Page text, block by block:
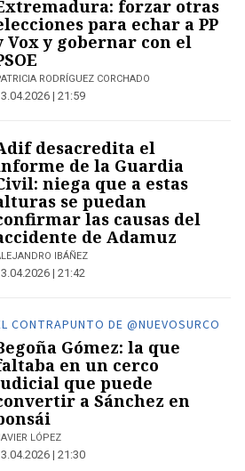
forzar otras
para echar a PP
Vox y gobernar con el
RODRÍGUEZ CORCHADO
| 21:59
desacredita el
de la Guardia
niega que a estas
se puedan
las causas del
de Adamuz
IBÁÑEZ
| 21:42
CONTRAPUNTO DE @NUEVOSURCO
Gómez: la que
en un cerco
que puede
a Sánchez en
LÓPEZ
| 21:30